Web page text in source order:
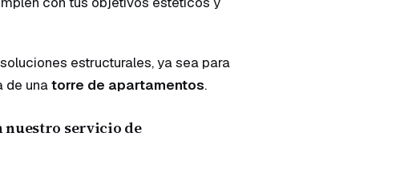
estructurales, ya sea para
de unatorre de apartamentos.
nuestro servicio de